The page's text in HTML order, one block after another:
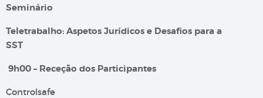
Seminário
Teletrabalho: Aspetos Jurídicos e Desafios para a
SST
9h00 – Receção dos Participantes
Controlsafe